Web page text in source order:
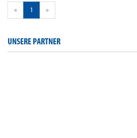
« 1 »
UNSERE PARTNER